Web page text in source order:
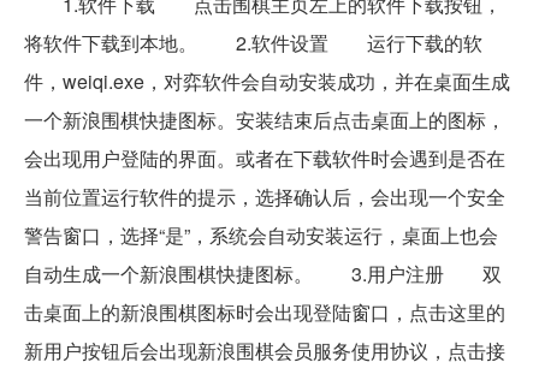
将软件下载到本地。 2.软件设置 运行下载的软
件，weiqi.exe，对弈软件会自动安装成功，并在桌面生成
一个新浪围棋快捷图标。安装结束后点击桌面上的图标，
会出现用户登陆的界面。或者在下载软件时会遇到是否在
当前位置运行软件的提示，选择确认后，会出现一个安全
警告窗口，选择“是”，系统会自动安装运行，桌面上也会
自动生成一个新浪围棋快捷图标。 3.用户注册 双
击桌面上的新浪围棋图标时会出现登陆窗口，点击这里的
新用户按钮后会出现新浪围棋会员服务使用协议，点击接